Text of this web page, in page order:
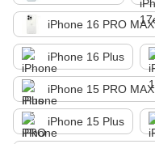
iPhone 16 PRO MAX
iPhone 16 Plus
iPhone 15 PRO MAX
iPhone 15 Plus